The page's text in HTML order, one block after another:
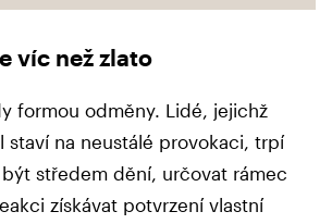
víc než zlato
formou odměny. Lidé, jejichž
staví na neustálé provokaci, trpí
středem dění, určovat rámec
získávat potvrzení vlastní